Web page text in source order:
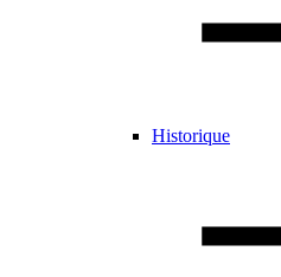
Historique